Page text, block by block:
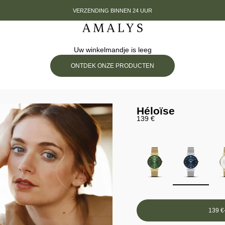
VERZENDING BINNEN 24 UUR
Amalys
Uw winkelmandje is leeg
ONTDEK ONZE PRODUCTEN
Héloïse
Prix de vente
139 €
139 €